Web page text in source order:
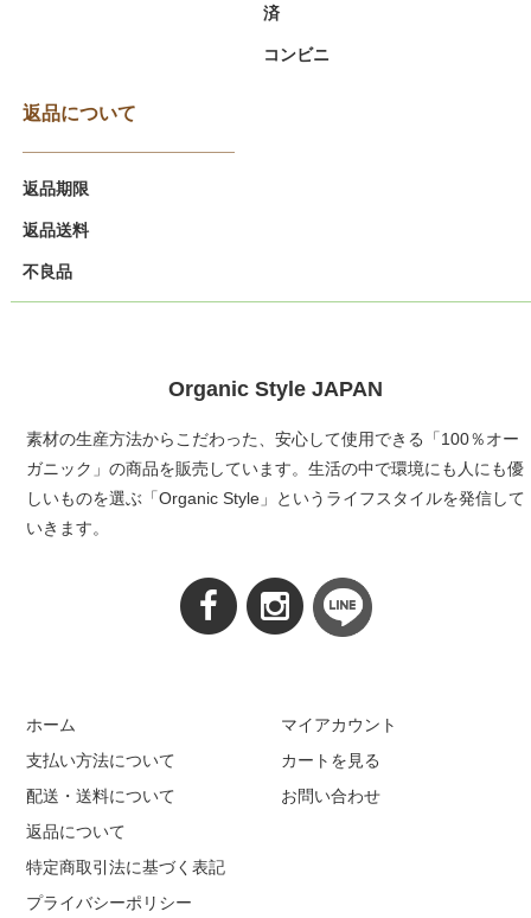
済
コンビニ
返品について
返品期限
返品送料
不良品
Organic Style JAPAN
素材の生産方法からこだわった、安心して使用できる「100％オー
ガニック」の商品を販売しています。生活の中で環境にも人にも優
しいものを選ぶ「Organic Style」というライフスタイルを発信して
いきます。
ホーム
支払い方法について
配送・送料について
返品について
特定商取引法に基づく表記
プライバシーポリシー
マイアカウント
カートを見る
お問い合わせ